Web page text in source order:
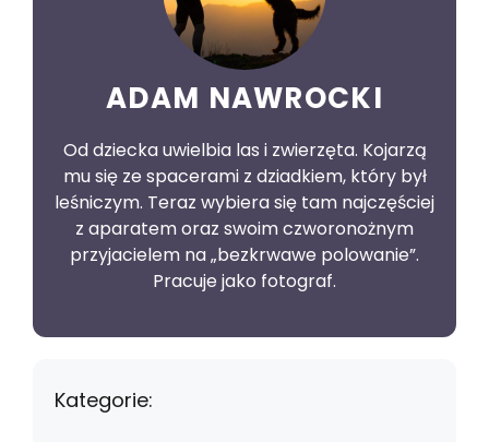
ADAM NAWROCKI
Od dziecka uwielbia las i zwierzęta. Kojarzą
mu się ze spacerami z dziadkiem, który był
leśniczym. Teraz wybiera się tam najczęściej
z aparatem oraz swoim czworonożnym
przyjacielem na „bezkrwawe polowanie”.
Pracuje jako fotograf.
Kategorie: